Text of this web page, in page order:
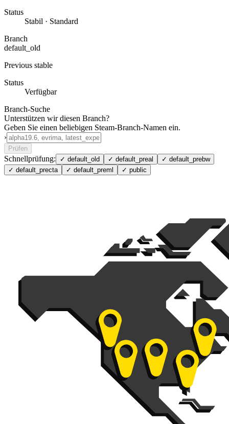
Status
Stabil · Standard
Branch
default_old
Previous stable
Status
Verfügbar
Branch-Suche
Unterstützen wir diesen Branch?
Geben Sie einen beliebigen Steam-Branch-Namen ein.
›
Prüfen
Schnellprüfung: ✓ default_old ✓ default_preal ✓ default_prebw
✓ default_precta ✓ default_preml ✓ public